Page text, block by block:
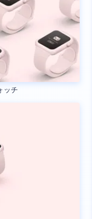
ッチ